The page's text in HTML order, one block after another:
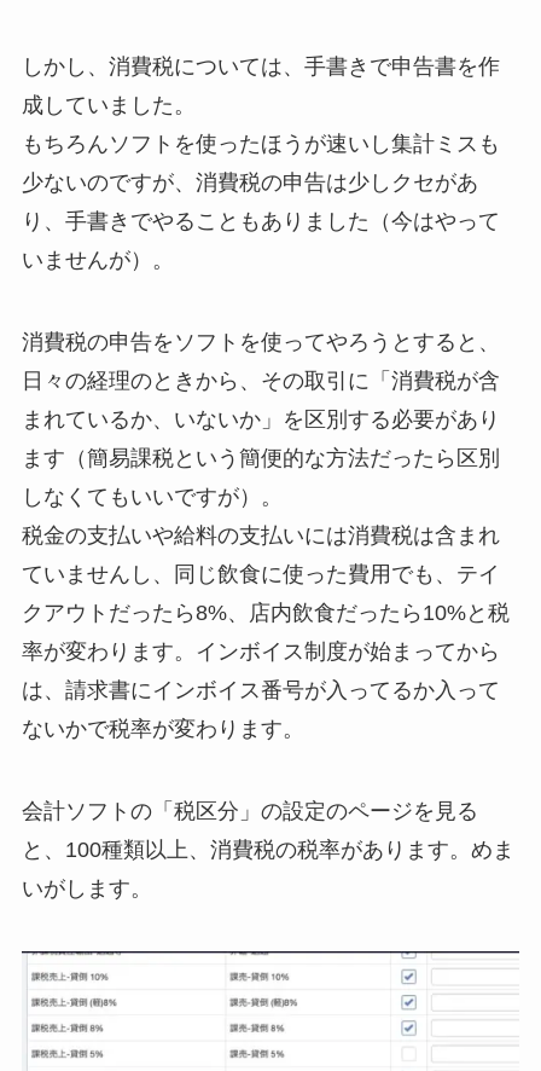
しかし、消費税については、手書きで申告書を作
成していました。
もちろんソフトを使ったほうが速いし集計ミスも
少ないのですが、消費税の申告は少しクセがあ
り、手書きでやることもありました（今はやって
いませんが）。
消費税の申告をソフトを使ってやろうとすると、
日々の経理のときから、その取引に「消費税が含
まれているか、いないか」を区別する必要があり
ます（簡易課税という簡便的な方法だったら区別
しなくてもいいですが）。
税金の支払いや給料の支払いには消費税は含まれ
ていませんし、同じ飲食に使った費用でも、テイ
クアウトだったら8%、店内飲食だったら10%と税
率が変わります。インボイス制度が始まってから
は、請求書にインボイス番号が入ってるか入って
ないかで税率が変わります。
会計ソフトの「税区分」の設定のページを見る
と、100種類以上、消費税の税率があります。めま
いがします。